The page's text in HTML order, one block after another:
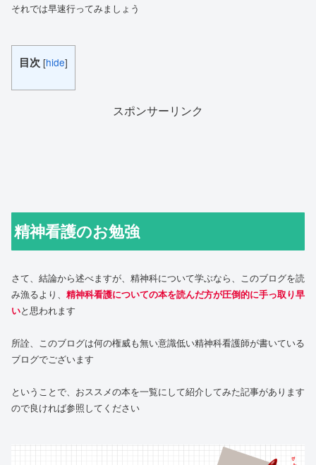
それでは早速行ってみましょう
目次 [hide]
スポンサーリンク
精神看護のお勉強
さて、結論から述べますが、精神科について学ぶなら、このブログを読
み漁るより、 精神科看護についての本を読んだ方が圧倒的に手っ取り早
いと思われます
所詮、このブログは何の権威も無い意識低い精神科看護師が書いている
ブログでございます
ということで、おススメの本を一覧にして紹介してみた記事があります
ので良ければ参照してください